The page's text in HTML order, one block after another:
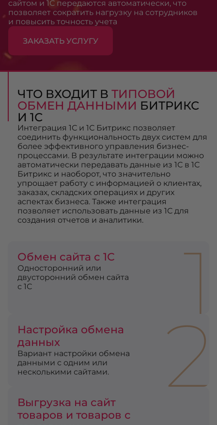
сайтом и 1С передаются автоматически, что
позволяет сократить нагрузку на сотрудников
и повысить точность учета
ЗАКАЗАТЬ УСЛУГУ
ЧТО ВХОДИТ В ТИПОВОЙ
ОБМЕН ДАННЫМИ БИТРИКС
И 1С
Интеграция 1С и 1С Битрикс позволяет
соединить функциональность двух систем для
более эффективного управления бизнес-
процессами. В результате интеграции можно
автоматически передавать данные из 1С в 1С
Битрикс и наоборот, что значительно
упрощает работу с информацией о клиентах,
заказах, складских операциях и других
аспектах бизнеса. Также интеграция
позволяет использовать данные из 1С для
создания отчетов и аналитики.
Обмен сайта с 1С
Односторонний или
двусторонний обмен сайта
с 1С
1
Настройка обмена
данных
Вариант настройки обмена
данными с одним или
несколькими сайтами.
2
Выгрузка на сайт
товаров и товаров с